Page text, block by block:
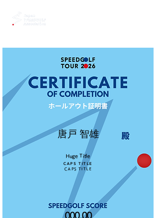
唐戸 智雄
Huge Title
CAPS TITLE
CAPS TITLE
000.00